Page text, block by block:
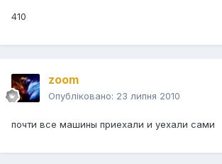
410
zoom
Опубліковано: 23 липня 2010
почти все машины приехали и уехали сами